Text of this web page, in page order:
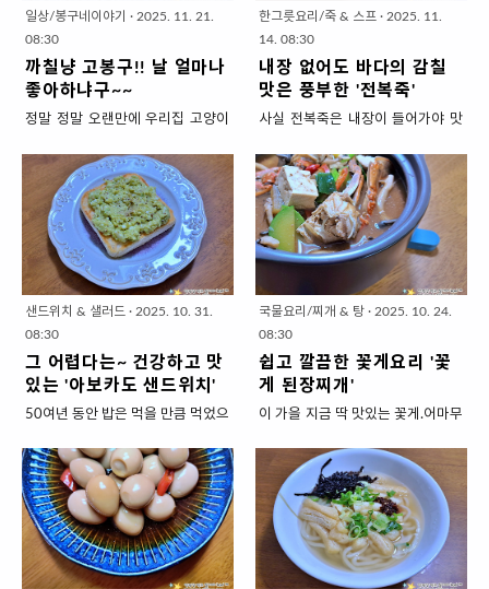
라는 것은 이..
소꼬리는 꽤 비싼 식재료라서 많이
사긴 부..
서 쌈채소를 즐겨먹습니다.샐러드
는 드레싱이 칼로리가 높기도 하고
요.쌈채소를 먹을 때는 그냥 쌈장보
다는 다진 고기를 볶아서 섞는 것을
좋아하는데요더 맛있는 것은 물론
고기를 많이 넣다보니 단백질을 조
통은 고추장에 볶아서 맵고 달달 짭
조름하게 먹지만 쌈채소를 즐겨드
신다면 쌈장에 볶아 구수한 버전으
로 드시는 것도 추천합니다.기름을
제거해서 깔끔하고~ 고기를 듬뿍
넣어 서운하지 않은~'쌈장고기볶
음'입니다. 쌈채소를 늘 맛있게~ 오
래 먹는 밑..
를 솔로 박박 문질러줘야지.. 손이
많이 갔습니다.그런데 요즘은 해감
은 물론 세척까지해서 나오니 요리
가 간단해졌어요.구이는 숯불이 있
어야하니 가정집에서 못해먹으니
'탕'으로 해드시는 것을 추천합니다.
보고 면사리를 넣어서 2차까지 야
무지게 챙겨드실 수 있습니다.조개
에 바다맛이 충분하므로 맹물에 조
개랑 대파,고추, 마늘만 넣고 짧게
끓여서 깊은맛 가득 담아보겠습니
다. 간단한 레시피로 깊은 맛과 푸짐
한 양! '가리비탕 (feat.우동)' 1. ..
일상/봉구네이야기 · 2025. 11. 21.
08:30
까칠냥 고봉구!! 날 얼마나
좋아하냐구~~
정말 정말 오랜만에 우리집 고양이
추운 가을 아파트 주차장햇볕이 가
장 밝게 드는 자리에 웅크리고 앉아
추위를 달래던 고양이가 '봉구'였습
니다.치즈냥이지만 구내염 심해 구
루밍을 못해서 털은 엉켜있었고 흑
색이었습니다.못먹어서 등뼈가 드
러날 정도로 말라 있었습니다.불쌍
꽝꽝 얼은 밥을 핥아먹는데 마음이
너무 아프더라고요.마침 동네 최고
~ 극성(?) 캣맘패밀리가 있어서 도
했고요.2주간 동물병원에 입원을
거쳐 발치하고 중성화해서 저랑 같
이 살게 되었어요.마음도 몸도 아팠
던 아이라서 세상 까칠&예민해서
아직까지 한번도 안아본적 없지
만....여전히 맞고 살지만...사랑스럽
한그릇요리/죽 & 스프 · 2025. 11.
14. 08:30
내장 없어도 바다의 감칠
맛은 풍부한 '전복죽'
사실 전복죽은 내장이 들어가야 맛
나 대게 내장소스가 따로 있을정도
로.. 내장이 고소한 맛을 내는 해산
물들이 있어요.그런데 푸르딩딩~
초록색이 맛없어 보일 수도 있고예
민하신분들은 그 바다향을 비리게
느낄 수 있습니다.내장을 뺀 하얗게
끓인 전복죽을 드시는 분들도 많죠.
기만한 죽이 됩니다.그래서 표고버
섯도 넣고 각종 채소를 다져 넣기도
하는데... 그럼 순수한 전복죽이 아
바다맛 풍부하게 내는 법은?전복을
그냥 마구마구 때려 넣습니다. ㅋㅋ
ㅋㅋ 이 방법을 누가 이길 수 있을
까요? 쌀보다 전복을 많이 넣을 순
없잖아요?서운하지 않게 전복도 넣
었지만 내장의 바다맛은 김과 액젓
샌드위치 & 샐러드 · 2025. 10. 31.
08:30
그 어렵다는~ 건강하고 맛
있는 '아보카도 샌드위치'
50여년 동안 밥은 먹을 만큼 먹었으
을까 싶습니다.그러나 건강관리가
시급한 중년이기에 .... 빵 두장까지
는 사치입니다.빵 한장으로 만든 '오
픈 샌드위치'로 .... 나름 건강을 챙기
고 있습니다.라떼는~ 샌드위치엔
무조건 햄이 들어가야 했으나 의사
국물요리/찌개 & 탕 · 2025. 10. 24.
08:30
쉽고 깔끔한 꽃게요리 '꽃
게 된장찌개'
이 가을 지금 딱 맛있는 꽃게.어마무
기도 까먹기도 손이 많이가서 외면
하고 마는 애증의 꽃게.딱 2마리만
손질해서 4인 가족이 맛있게 드실
수 있는 '꽃게 된장찌개'를 소개합니
다.꽃게탕은 다른 재료도 준비할게
많으니 평소에 자주 만드는 된장찌